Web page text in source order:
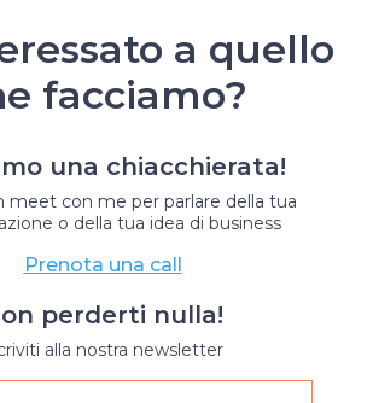
a quello
facciamo?
una chiacchierata!
meet con me per parlare della tua
o della tua idea di business
Prenota una call
perderti nulla!
alla nostra newsletter